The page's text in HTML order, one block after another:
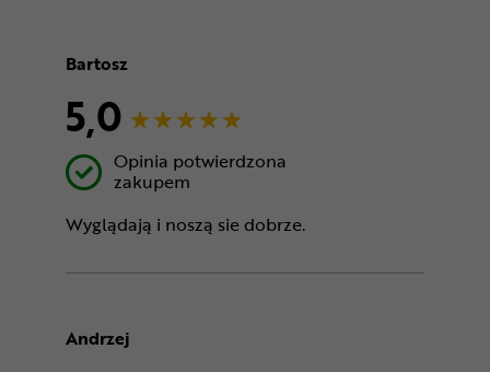
Bartosz
5,0
Opinia potwierdzona
zakupem
Wyglądają i noszą sie dobrze.
Andrzej